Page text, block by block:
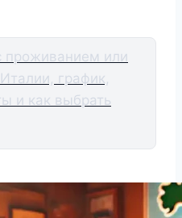
проживанием или
график,
и как выбрать